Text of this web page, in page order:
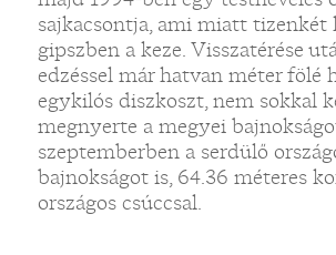
sajkacsontja, ami miatt
gipszben a keze. Visszatérése
edzéssel már hatvan méter fölé
egykilós diszkoszt, nem sokkal
megnyerte a megyei
szeptemberben a serdülő
bajnokságot is, 64.36 méteres
országos csúccsal.